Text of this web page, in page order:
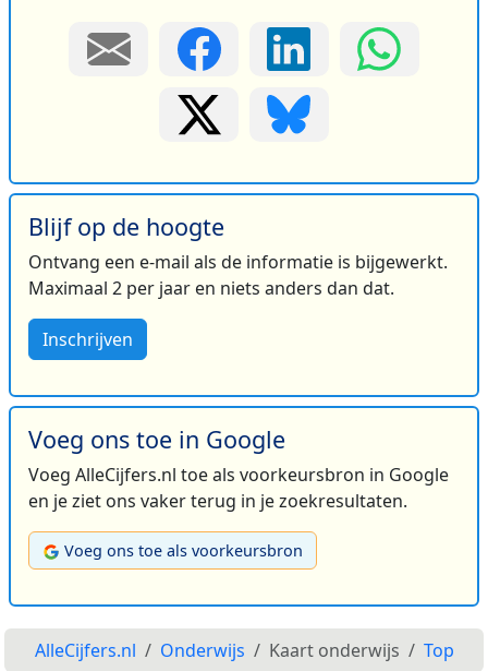
Blijf op de hoogte
Ontvang een e-mail als de informatie is bijgewerkt.
Maximaal 2 per jaar en niets anders dan dat.
Inschrijven
Voeg ons toe in Google
Voeg AlleCijfers.nl toe als voorkeursbron in Google
en je ziet ons vaker terug in je zoekresultaten.
Voeg ons toe als voorkeursbron
AlleCijfers.nl Onderwijs Kaart onderwijs Top